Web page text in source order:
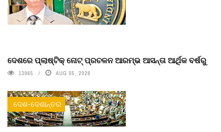
ଦେଶରେ ପ୍ଲାଷ୍ଟିକ୍ ନୋଟ୍‌ ପ୍ରଚଳନ ଆରମ୍ଭ ଆସନ୍ତା ଆର୍ଥିକ ବର୍ଷରୁ
13965 AUG 05, 2026
ଦେଶ-ଦେଶାନ୍ତର